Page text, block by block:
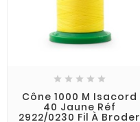
    
Cône 1000 M Isacord
40 Jaune Réf
2922/0230 Fil À Broder